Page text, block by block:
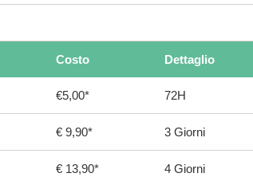
Costo Dettaglio
€5,00* 72H
€ 9,90* 3 Giorni
€ 13,90* 4 Giorni